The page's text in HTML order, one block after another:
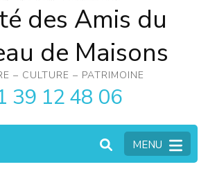
des Amis du
de Maisons
– CULTURE – PATRIMOINE
39 12 48 06
MENU